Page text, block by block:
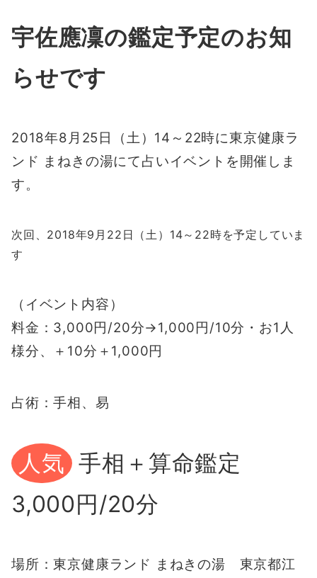
宇佐應凜の鑑定予定のお知
らせです
2018年8月25日（土）14～22時に東京健康ラ
ンド まねきの湯にて占いイベントを開催しま
す。
次回、2018年9月22日（土）14～22時を予定していま
す
（イベント内容）
料金：3,000円/20分→1,000円/10分・お1人
様分、＋10分＋1,000円
占術：手相、易
人気 手相＋算命鑑定
3,000円/20分
場所：東京健康ランド まねきの湯 東京都江